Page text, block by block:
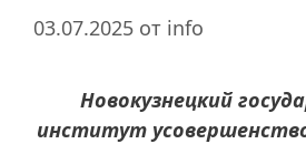
03.07.2025 от info
Новокузнецкий
институт